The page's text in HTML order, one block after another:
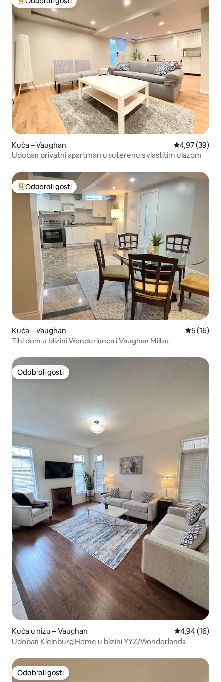
Među najviše rangiranima s oznakom „Odabrali gosti”
Kuća – Vaughan Prosječna
4,97 (39)
Udoban privatni apartman u suterenu s vlastitim ulazom
Među najviše rangiranima s oznakom „Odabrali gosti”
Odabrali gosti
Kuća – Vaughan Prosječna
5 (16)
Tihi dom u blizini Wonderlanda i Vaughan Millsa
Odabrali gosti
Odabrali gosti
Kuća u nizu – Vaughan Prosječna
4,94 (16)
Udoban Kleinburg Home u blizini YYZ/Wonderlanda
Odabrali gosti
Odabrali gosti